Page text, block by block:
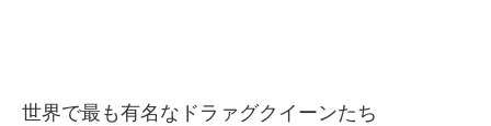
世界で最も有名なドラァグクイーンたち